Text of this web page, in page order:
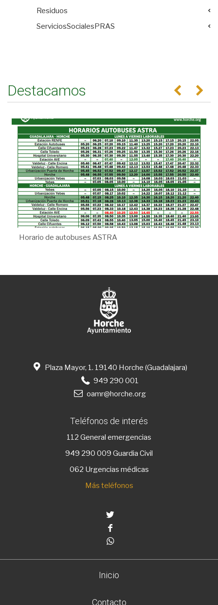
Residuos
ServiciosSocialesPRAS
Destacamos Anterior
Horario de autobuses ASTRA
Plaza Mayor, 1. 19140 Horche (Guadalajara)
949 290 001
oamr@horche.org
Teléfonos de interés
112 General emergencias
949 290 009 Guardia Civil
062 Urgencias médicas
Más teléfonos
Inicio
Contacto